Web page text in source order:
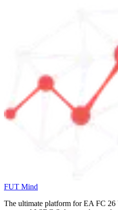
FUT Mind
The ultimate platform for EA FC 26